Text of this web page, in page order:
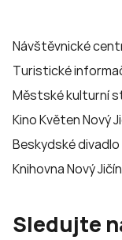
Návštěvnické
Turistické
Městské kulturní
Kino Květen Nový
Beskydské divadlo
Knihovna Nový Jičín
Sledujte